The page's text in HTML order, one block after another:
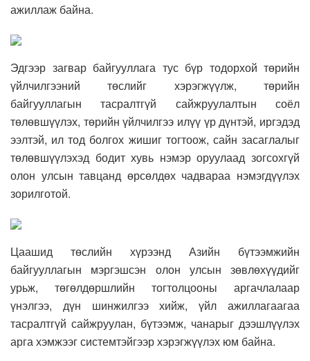
ажиллаж байна.
Эдгээр загвар байгууллага тус бүр тодорхой төрийн
үйлчилгээний төслийг хэрэгжүүлж, төрийн
байгууллагын тасралтгүй сайжруулалтын соёл
төлөвшүүлэх, төрийн үйлчилгээ илүү үр дүнтэй, иргэдэд
ээлтэй, ил тод болгох жишиг тогтоож, сайн засаглалыг
төлөвшүүлэхэд бодит хувь нэмэр оруулаад зогсохгүй
олон улсын тавцанд өрсөлдөх чадвараа нэмэгдүүлэх
зорилготой.
Цаашид төслийн хүрээнд Азийн бүтээмжийн
байгууллагын мэргэшсэн олон улсын зөвлөхүүдийг
урьж, төгөлдөршлийн тогтолцооны аргачлалаар
үнэлгээ, дүн шинжилгээ хийж, үйл ажиллагаагаа
тасралтгүй сайжруулан, бүтээмж, чанарыг дээшлүүлэх
арга хэмжээг системтэйгээр хэрэгжүүлэх юм байна.